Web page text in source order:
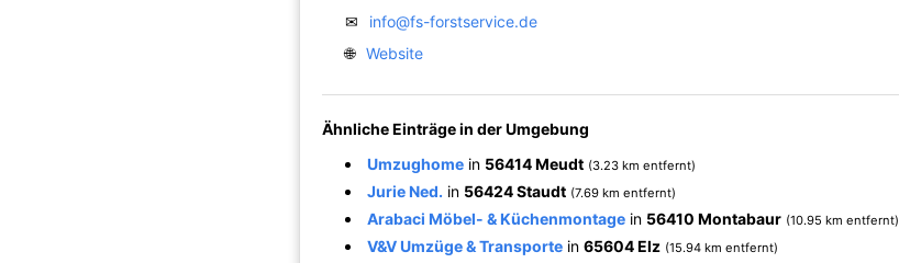
✉
info@fs-forstservice.de
🌐 Website
Ähnliche Einträge in der Umgebung
Umzughome in 56414 Meudt (3.23 km entfernt)
Jurie Ned. in 56424 Staudt (7.69 km entfernt)
Arabaci Möbel- & Küchenmontage in 56410 Montabaur (10.95 km entfernt)
V&V Umzüge & Transporte in 65604 Elz (15.94 km entfernt)